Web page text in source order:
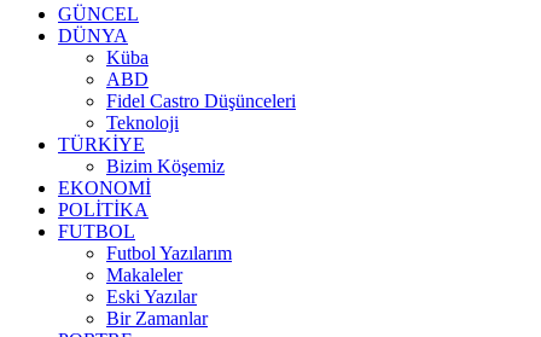
GÜNCEL
DÜNYA
Küba
ABD
Fidel Castro Düşünceleri
Teknoloji
TÜRKİYE
Bizim Köşemiz
EKONOMİ
POLİTİKA
FUTBOL
Futbol Yazılarım
Makaleler
Eski Yazılar
Bir Zamanlar